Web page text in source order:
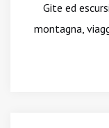
Gite ed
montagna,